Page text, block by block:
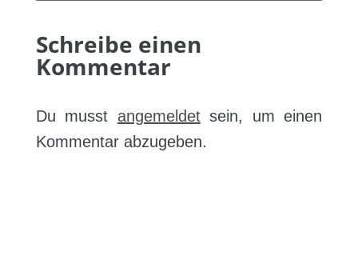
Schreibe einen
Kommentar
Du musst angemeldetsein, um einen
Kommentar abzugeben.